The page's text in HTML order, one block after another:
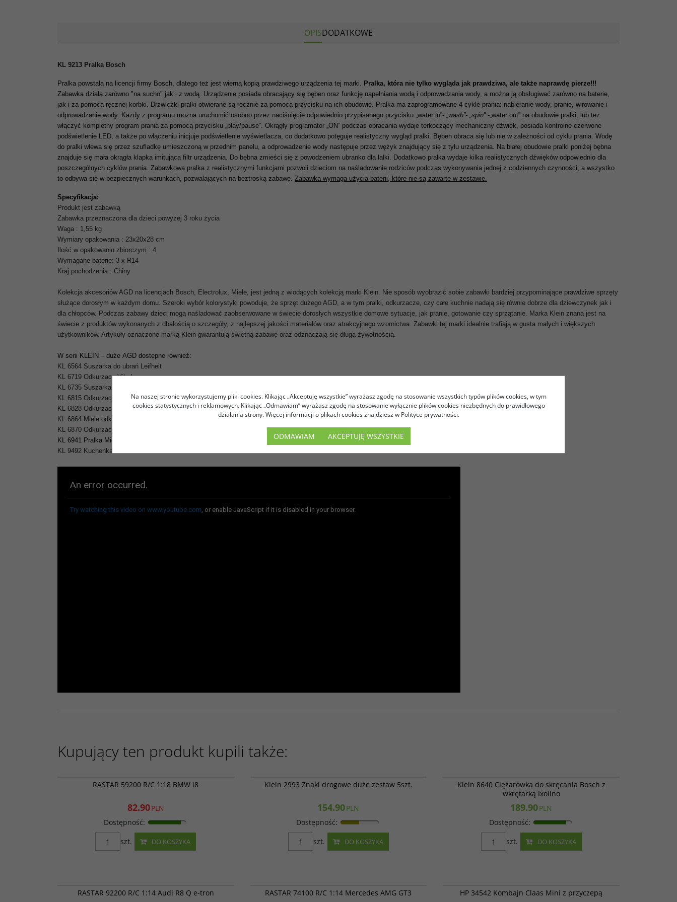
OPISDODATKOWE
KL 9213 Pralka Bosch
Pralka powstała na licencji firmy Bosch, dlatego też jest wierną kopią prawdziwego urządzenia tej marki. Pralka, która nie tylko wygląda jak prawdziwa, ale także naprawdę pierze!!!
Zabawka działa zarówno "na sucho" jak i z wodą. Urządzenie posiada obracający się bęben oraz funkcję napełniania wodą i odprowadzania wody, a można ją obsługiwać zarówno na baterie,
jak i za pomocą ręcznej korbki. Drzwiczki pralki otwierane są ręcznie za pomocą przycisku na ich obudowie. Pralka ma zaprogramowane 4 cykle prania: nabieranie wody, pranie, wirowanie i
odprowadzanie wody. Każdy z programu można uruchomić osobno przez naciśnięcie odpowiednio przypisanego przycisku „water in”- „wash”- „spin” -„water out” na obudowie pralki, lub też
włączyć kompletny program prania za pomocą przycisku „play/pause”. Okrągły programator „ON” podczas obracania wydaje terkoczący mechaniczny dźwięk, posiada kontrolne czerwone
podświetlenie LED, a także po włączeniu inicjuje podświetlenie wyświetlacza, co dodatkowo potęguje realistyczny wygląd pralki. Bęben obraca się lub nie w zależności od cyklu prania. Wodę
do pralki wlewa się przez szufladkę umieszczoną w przednim panelu, a odprowadzenie wody następuje przez wężyk znajdujący się z tyłu urządzenia. Na białej obudowie pralki poniżej bębna
znajduje się mała okrągła klapka imitująca filtr urządzenia. Do bębna zmieści się z powodzeniem ubranko dla lalki. Dodatkowo pralka wydaje kilka realistycznych dźwięków odpowiednio dla
poszczególnych cyklów prania. Zabawkowa pralka z realistycznymi funkcjami pozwoli dzieciom na naśladowanie rodziców podczas wykonywania jednej z codziennych czynności, a wszystko
to odbywa się w bezpiecznych warunkach, pozwalających na beztroską zabawę. Zabawka wymaga użycia baterii, które nie są zawarte w zestawie.
Specyfikacja:
Produkt jest zabawką
Zabawka przeznaczona dla dzieci powyżej 3 roku życia
Waga : 1,55 kg
Wymiary opakowania : 23x20x28 cm
Ilość w opakowaniu zbiorczym : 4
Wymagane baterie: 3 x R14
Kraj pochodzenia : Chiny
Kolekcja akcesoriów AGD na licencjach Bosch, Electrolux, Miele, jest jedną z wiodących kolekcją marki Klein. Nie sposób wyobrazić sobie zabawki bardziej przypominające prawdziwe sprzęty
służące dorosłym w każdym domu. Szeroki wybór kolorystyki powoduje, że sprzęt dużego AGD, a w tym pralki, odkurzacze, czy całe kuchnie nadają się równie dobrze dla dziewczynek jak i
dla chłopców. Podczas zabawy dzieci mogą naśladować zaobserwowane w świecie dorosłych wszystkie domowe sytuacje, jak pranie, gotowanie czy sprzątanie. Marka Klein znana jest na
świecie z produktów wykonanych z dbałością o szczegóły, z najlepszej jakości materiałów oraz atrakcyjnego wzornictwa. Zabawki tej marki idealnie trafiają w gusta małych i większych
użytkowników. Artykuły oznaczone marką Klein gwarantują świetną zabawę oraz odznaczają się długą żywotnością.
W serii KLEIN – duże AGD dostępne również:
KL 6564 Suszarka do ubrań Leifheit
KL 6719 Odkurzacz Vileda
KL 6735 Suszarka do ubrań Vileda
KL 6815 Odkurzacz Bosch żółty
KL 6828 Odkurzacz Bosch
KL 6864 Miele odkurzacz „Blizzard”
KL 6870 Odkurzacz Electrolux niebieski
KL 6941 Pralka Miele
KL 9492 Kuchenka Mikrofalowa Miele
Kupujący ten produkt kupili także:
RASTAR 59200 R/C 1:18 BMW i8
82.90PLN
Dostępność:
DO KOSZYKA
szt.
Klein 2993 Znaki drogowe duże zestaw 5szt.
154.90PLN
Dostępność:
DO KOSZYKA
szt.
Klein 8640 Ciężarówka do skręcania Bosch z
wkrętarką Ixolino
189.90PLN
Dostępność:
DO KOSZYKA
szt.
RASTAR 92200 R/C 1:14 Audi R8 Q e-tron PROMOCJA
RASTAR 74100 R/C 1:14 Mercedes AMG GT3 HP 34542 Kombajn Claas Mini z przyczepą
Na naszej stronie wykorzystujemy pliki cookies. Klikając „Akceptuję wszystkie” wyrażasz zgodę na stosowanie wszystkich typów plików cookies, w tym
cookies statystycznych i reklamowych. Klikając „Odmawiam” wyrażasz zgodę na stosowanie wyłącznie plików cookies niezbędnych do prawidłowego
działania strony. Więcej informacji o plikach cookies znajdziesz w Polityce prywatności.
ODMAWIAM AKCEPTUJĘ WSZYSTKIE